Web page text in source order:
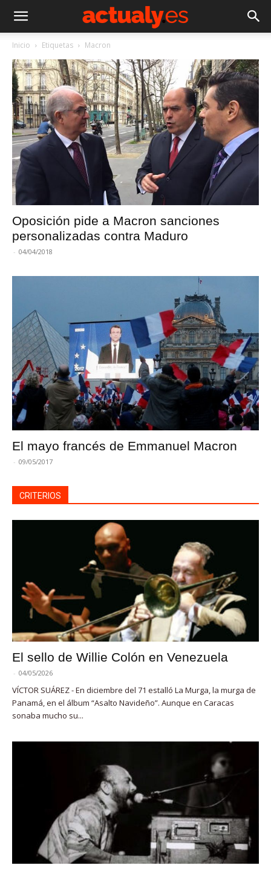
Inicio Etiquetas Macron
Oposición pide a Macron sanciones
personalizadas contra Maduro
- 04/04/2018
El mayo francés de Emmanuel Macron
- 09/05/2017
CRITERIOS
El sello de Willie Colón en Venezuela
- 04/05/2026
VÍCTOR SUÁREZ - En diciembre del 71 estalló La Murga, la murga de
Panamá, en el álbum “Asalto Navideño”. Aunque en Caracas
sonaba mucho su...